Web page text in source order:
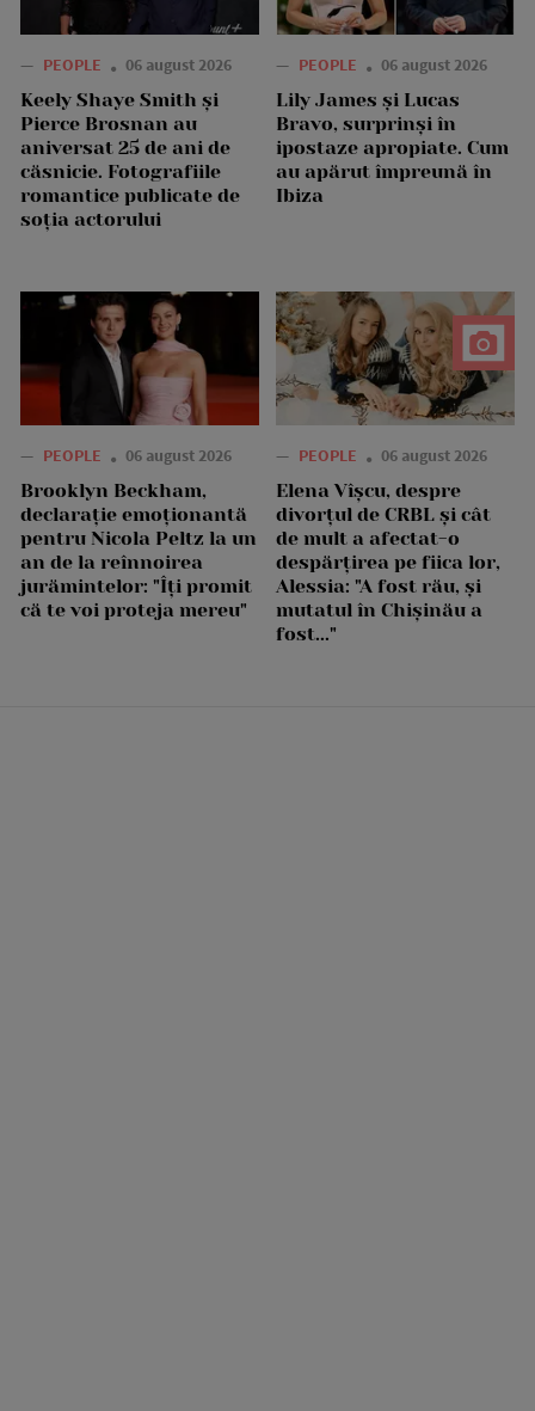
— PEOPLE 06 august 2026
Keely Shaye Smith și
Pierce Brosnan au
aniversat 25 de ani de
căsnicie. Fotografiile
romantice publicate de
soția actorului
— PEOPLE 06 august 2026
Lily James și Lucas
Bravo, surprinși în
ipostaze apropiate. Cum
au apărut împreună în
Ibiza
— PEOPLE 06 august 2026
Brooklyn Beckham,
declarație emoționantă
pentru Nicola Peltz la un
an de la reînnoirea
jurămintelor: "Îți promit
că te voi proteja mereu"
— PEOPLE 06 august 2026
Elena Vîșcu, despre
divorțul de CRBL și cât
de mult a afectat-o
despărțirea pe fiica lor,
Alessia: "A fost rău, și
mutatul în Chișinău a
fost..."